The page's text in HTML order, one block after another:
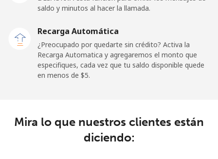
Ghana
Línea fija ⁦33.9¢⁩
⁦$10⁩
⁦27.5¢⁩
36 min por
-
⁦$10⁩
saldo y minutos al hacer la llamada.
Recarga Automática
¿Preocupado por quedarte sin crédito? Activa la
Recarga Automatica y agregaremos el monto que
especifiques, cada vez que tu saldo disponible quede
en menos de ⁦$5⁩.
Mira lo que nuestros clientes están
diciendo: